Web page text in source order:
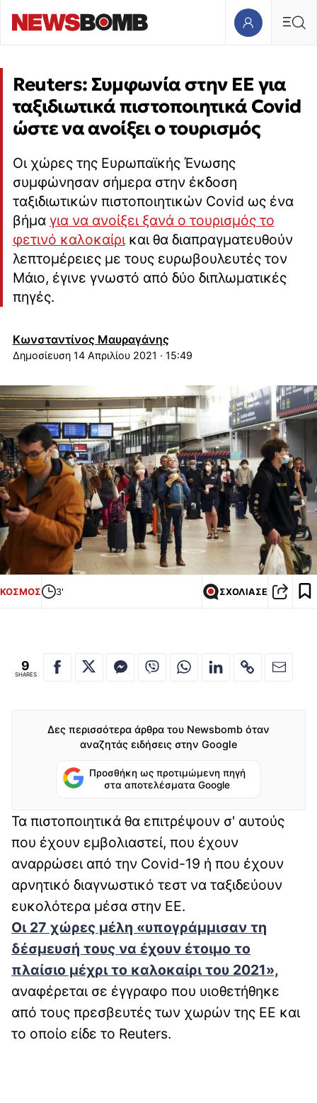
Reuters: Συμφωνία στην ΕΕ για
ταξιδιωτικά πιστοποιητικά Covid
ώστε να ανοίξει ο τουρισμός
Οι χώρες της Ευρωπαϊκής Ένωσης
συμφώνησαν σήμερα στην έκδοση
ταξιδιωτικών πιστοποιητικών Covid ως ένα
βήμα για να ανοίξει ξανά ο τουρισμός το
φετινό καλοκαίρικαι θα διαπραγματευθoύν
λεπτομέρειες με τους ευρωβουλευτές τον
Μάιο, έγινε γνωστό από δύο διπλωματικές
πηγές.
Κωνσταντίνος Μαυραγάνης
14 Απριλίου 2021 · 15:49
ΚΟΣΜΟΣ 3' ΣΧΟΛΙΑΣΕ
9
SHARES
Δες περισσότερα άρθρα του Newsbomb όταν
αναζητάς ειδήσεις στην Google
Προσθήκη ως προτιμώμενη πηγή
στα αποτελέσματα Google
Τα πιστοποιητικά θα επιτρέψουν σ' αυτούς
που έχουν εμβολιαστεί, που έχουν
αναρρώσει από την Covid-19 ή που έχουν
αρνητικό διαγνωστικό τεστ να ταξιδεύουν
ευκολότερα μέσα στην ΕΕ.
Οι 27 χώρες μέλη «υπογράμμισαν τη
δέσμευσή τους να έχουν έτοιμο το
πλαίσιο μέχρι το καλοκαίρι του 2021»,
αναφέρεται σε έγγραφο που υιοθετήθηκε
από τους πρεσβευτές των χωρών της ΕΕ και
το οποίο είδε το Reuters.